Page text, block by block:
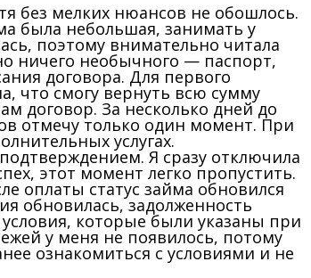
без мелких нюансов не обошлось.
была небольшая, занимать у
поэтому внимательно читала
ничего необычного — паспорт,
договора. Для первого
что смогу вернуть всю сумму
договор. За несколько дней до
отмечу только один момент. При
услугах.
Я сразу отключила
этот момент легко пропустить.
оплаты статус займа обновился
обновилась, задолженность
которые были указаны при
у меня не появилось, потому
ознакомиться с условиями и не